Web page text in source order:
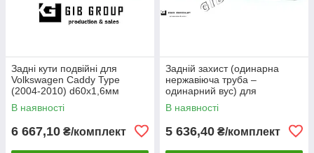
Задні кути подвійні для
Volkswagen Caddy Type
(2004-2010) d60х1,6мм
В наявності
6 667,10 ₴/комплект
Задній захист (одинарна
нержавіюча труба –
одинарний вус) для
Volkswagen Caddy Type
(2010-2015) d60х1,6мм
В наявності
5 636,40 ₴/комплект